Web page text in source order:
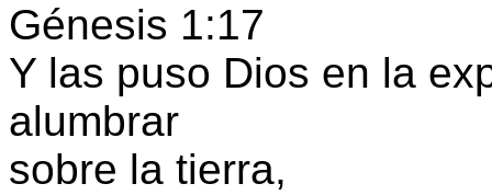
Génesis 1:17
Y las puso Dios en la
alumbrar
sobre la tierra,